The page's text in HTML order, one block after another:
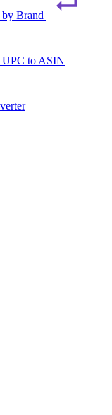
Brand
UPC to ASIN